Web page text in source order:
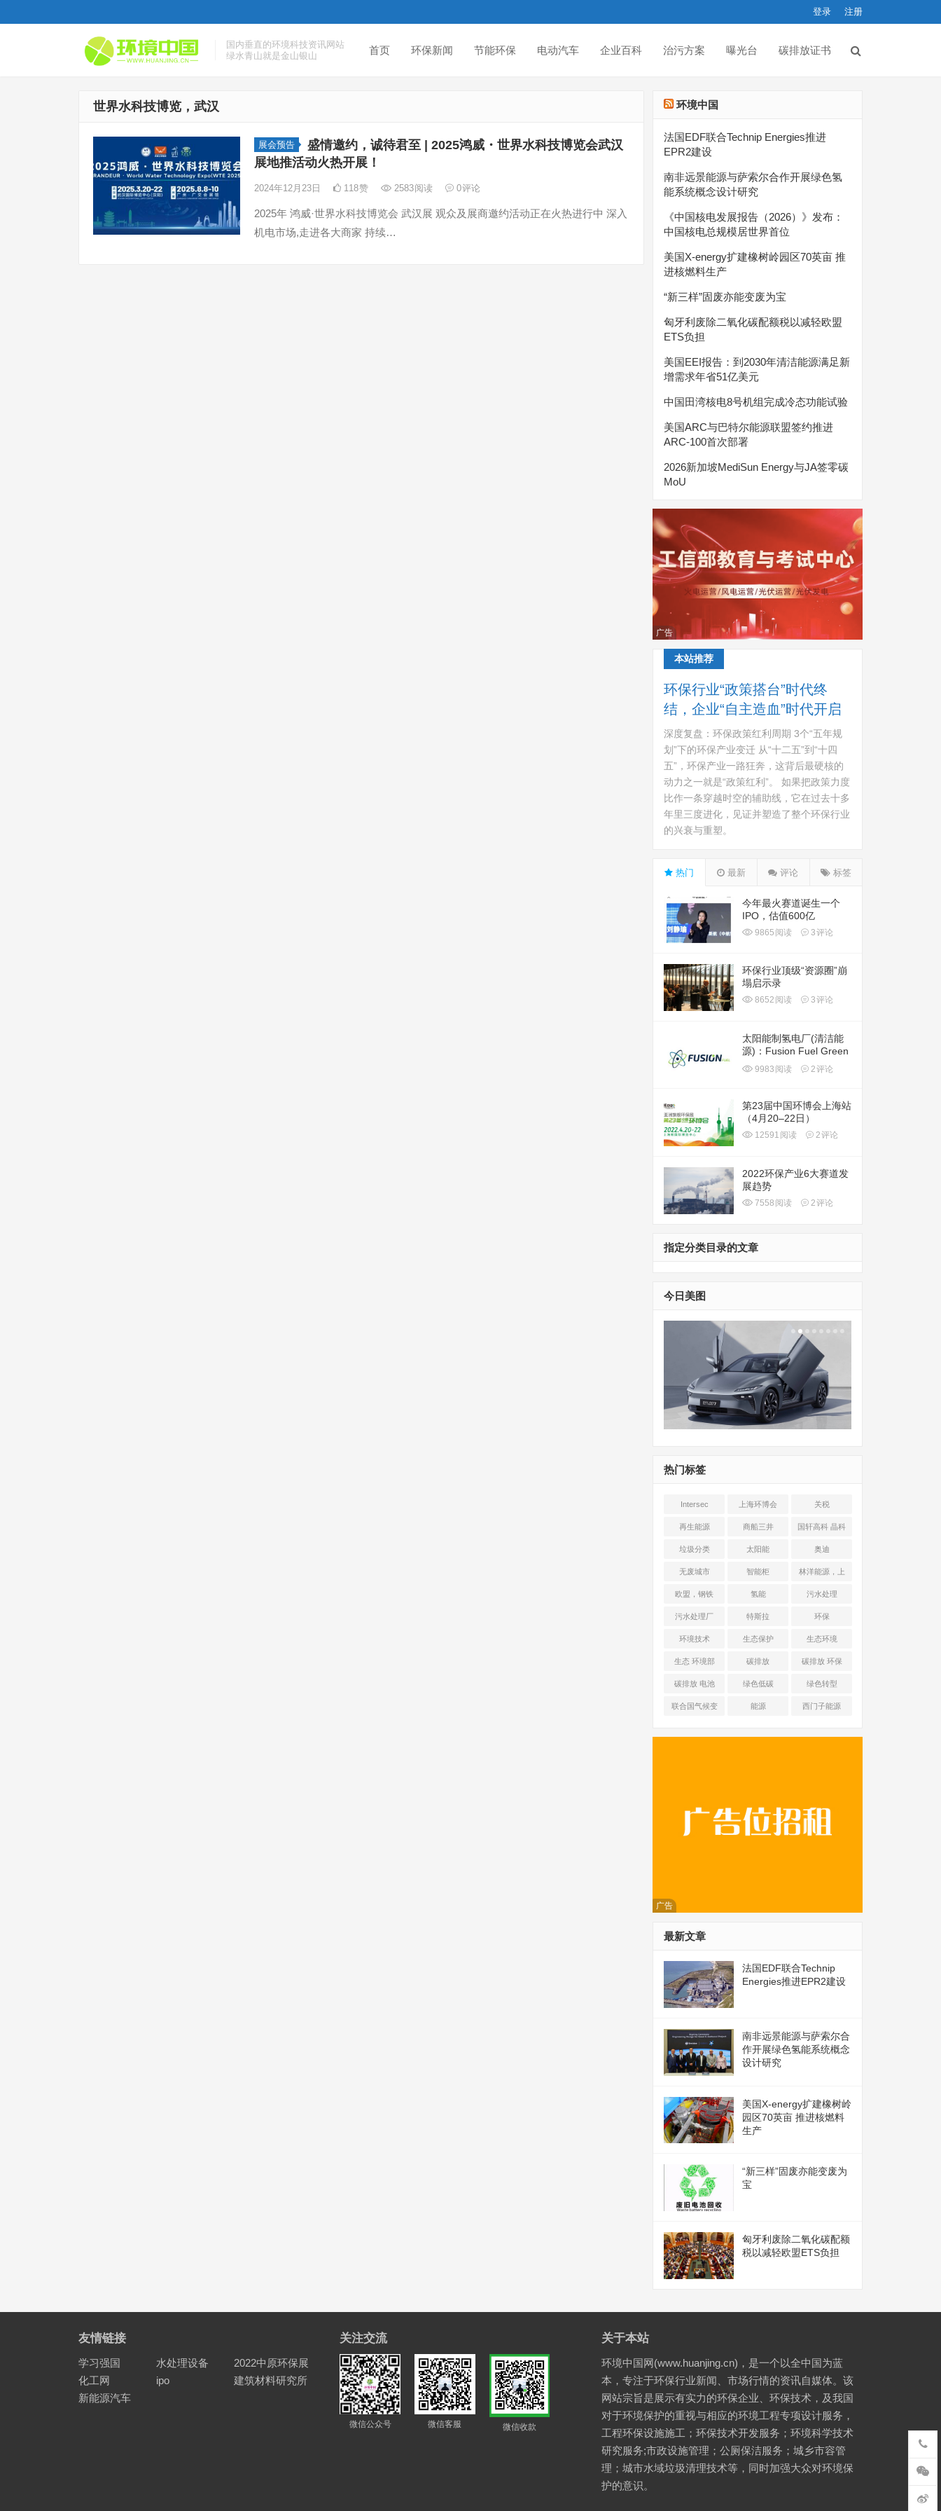
登录 注册
国内垂直的环境科技资讯网站
绿水青山就是金山银山
首页 环保新闻 节能环保 电动汽车 企业百科 治污方案 曝光台 碳排放证书
世界水科技博览，武汉
展会预告
盛情邀约，诚待君至 | 2025鸿威・世界水科技博览会武汉
展地推活动火热开展！
2024年12月23日 118赞 2583阅读 0评论
2025年 鸿威·世界水科技博览会 武汉展 观众及展商邀约活动正在火热进行中 深入
机电市场,走进各大商家 持续…
环境中国
法国EDF联合Technip Energies推进
EPR2建设
南非远景能源与萨索尔合作开展绿色氢
能系统概念设计研究
《中国核电发展报告（2026）》发布：
中国核电总规模居世界首位
美国X-energy扩建橡树岭园区70英亩 推
进核燃料生产
“新三样”固废亦能变废为宝
匈牙利废除二氧化碳配额税以减轻欧盟
ETS负担
美国EEI报告：到2030年清洁能源满足新
增需求年省51亿美元
中国田湾核电8号机组完成冷态功能试验
美国ARC与巴特尔能源联盟签约推进
ARC-100首次部署
2026新加坡MediSun Energy与JA签零碳
MoU
广告
本站推荐
环保行业“政策搭台”时代终
结，企业“自主造血”时代开启
深度复盘：环保政策红利周期 3个“五年规
划”下的环保产业变迁 从“十二五”到“十四
五”，环保产业一路狂奔，这背后最硬核的
动力之一就是“政策红利”。 如果把政策力度
比作一条穿越时空的辅助线，它在过去十多
年里三度进化，见证并塑造了整个环保行业
的兴衰与重塑。
热门 最新 评论 标签
今年最火赛道诞生一个
IPO，估值600亿
9865 阅读 3评论
环保行业顶级“资源圈”崩
塌启示录
8652 阅读 3评论
太阳能制氢电厂(清洁能
源)：Fusion Fuel Green
plc(HTOO)
9983 阅读 2评论
第23届中国环博会上海站
（4月20–22日）
12591 阅读 2评论
2022环保产业6大赛道发
展趋势
7558 阅读 2评论
指定分类目录的文章
今日美图
热门标签
Intersec
Shanghai
上海环博会 关税
再生能源 商船三井 国轩高科 晶科
能源 光伏+储能
垃圾分类 太阳能 奥迪
无废城市 智能柜 林洋能源，上
海舜华新能源
欧盟，钢铁 氢能 污水处理
污水处理厂 特斯拉 环保
环境技术 生态保护 生态环境
生态 环境部 碳排放 碳排放 环保
碳排放 电池 绿色低碳 绿色转型
联合国气候变 能源 西门子能源
广告
最新文章
法国EDF联合Technip
Energies推进EPR2建设
南非远景能源与萨索尔合
作开展绿色氢能系统概念
设计研究
美国X-energy扩建橡树岭
园区70英亩 推进核燃料
生产
“新三样”固废亦能变废为
宝
匈牙利废除二氧化碳配额
税以减轻欧盟ETS负担
友情链接
学习强国 水处理设备
2022中原环保展
化工网
ipo
建筑材料研究所
新能源汽车
关注交流
微信公众号 微信客服 微信收款
关于本站
环境中国网(www.huanjing.cn)，是一个以全中国为蓝
本，专注于环保行业新闻、市场行情的资讯自媒体。该
网站宗旨是展示有实力的环保企业、环保技术，及我国
对于环境保护的重视与相应的环境工程专项设计服务，
工程环保设施施工；环保技术开发服务；环境科学技术
研究服务;市政设施管理；公厕保洁服务；城乡市容管
理；城市水域垃圾清理技术等，同时加强大众对环境保
护的意识。